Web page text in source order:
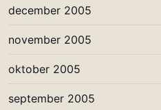
december 2005
november 2005
oktober 2005
september 2005